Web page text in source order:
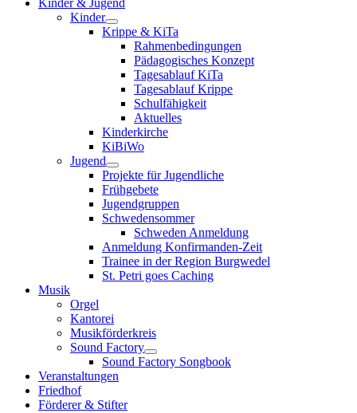
Kinder & Jugend
Kinder
Krippe & KiTa
Rahmenbedingungen
Pädagogisches Konzept
Tagesablauf KiTa
Tagesablauf Krippe
Schulfähigkeit
Aktuelles
Kinderkirche
KiBiWo
Jugend
Projekte für Jugendliche
Frühgebete
Jugendgruppen
Schwedensommer
Schweden Anmeldung
Anmeldung Konfirmanden-Zeit
Trainee in der Region Burgwedel
St. Petri goes Caching
Musik
Orgel
Kantorei
Musikförderkreis
Sound Factory
Sound Factory Songbook
Veranstaltungen
Friedhof
Förderer & Stifter